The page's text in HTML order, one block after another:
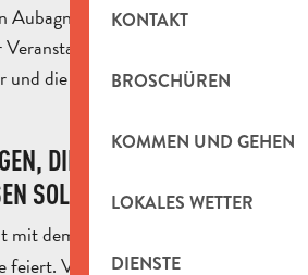
KONTAKT
BROSCHÜREN
KOMMEN UND GEHEN
LOKALES WETTER
DIENSTE
und seine Umgebung im
die gleichzeitig
die provenzalische Lebensart
DIE SIE IM FRÜHLING
SOLLTEN
mit dem
feiert. Vom 10. bis 19. April 2026